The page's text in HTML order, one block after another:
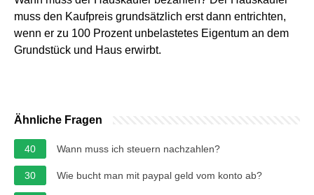
muss den Kaufpreis grundsätzlich erst dann entrichten,
wenn er zu 100 Prozent unbelastetes Eigentum an dem
Grundstück und Haus erwirbt.
Ähnliche Fragen
40 Wann muss ich steuern nachzahlen?
30 Wie bucht man mit paypal geld vom konto ab?